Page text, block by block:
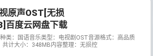
原声OST[无损
百度云网盘下载
类：国语音乐类型：电视剧OST音源格式：高品质
共计大小：348MB内容整理：无损控